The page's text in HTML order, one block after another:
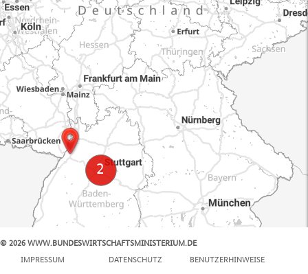
© 2026 WWW.BUNDESWIRTSCHAFTSMINISTERIUM.DE
IMPRESSUM
DATENSCHUTZ BENUTZERHINWEISE